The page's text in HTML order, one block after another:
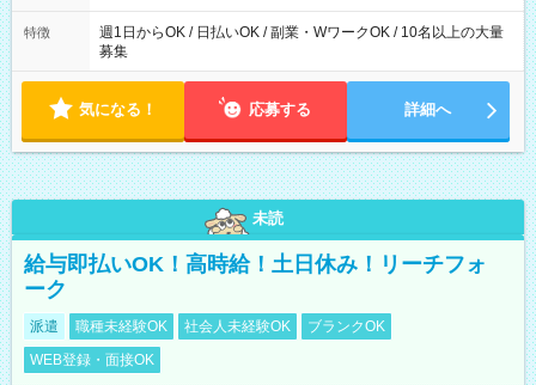
特徴
週1日からOK / 日払いOK / 副業・WワークOK / 10名以上の大量
募集
気になる！ 応募する 詳細へ
未読
給与即払いOK！高時給！土日休み！リーチフォ
ーク
派遣 職種未経験OK 社会人未経験OK
ブランクOK
WEB登録・面接OK